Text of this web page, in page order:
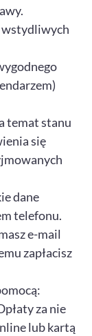
wstydliwych
temat stanu
się
dane
telefonu.
e-mail
zapłacisz
za nie
lub kartą